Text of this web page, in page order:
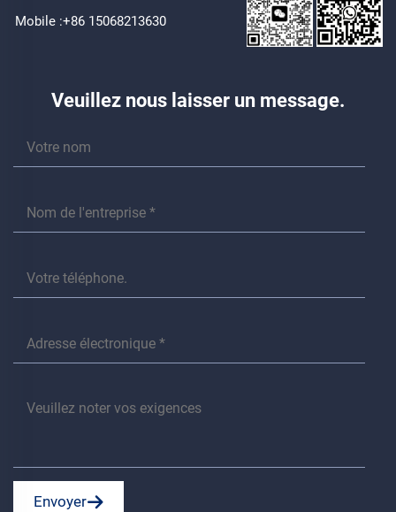
Mobile :+86 15068213630
Veuillez nous laisser un message.
Envoyer